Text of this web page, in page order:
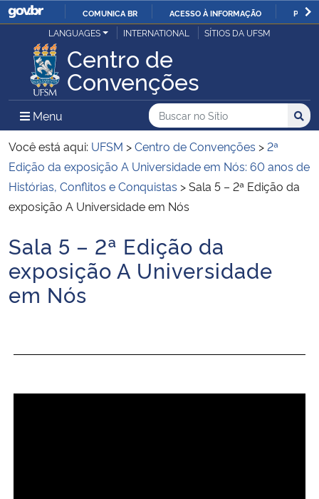
IR
PARA
O
CONTEÚDO
COMUNICA BR ACESSO À INFORMAÇÃO
Ministério da Justiça e Segurança Pública
Ministério da Defesa
Ministério das Relações Exteriores
Ministério da Economia
Ministério da Infraestrutura
Ministério da Agricultura, Pecuária e Abastecimento
Ministério da Educação
LANGUAGES INTERNATIONAL SÍTIOS DA UFSM
Centro de
Convenções
Menu Menu Principal do Sítio
Busca
Buscar no no Sítio
Busca:
Você está aqui: UFSM >Centro de Convenções > 2ª
Edição da exposição A Universidade em Nós: 60 anos de
Histórias, Conflitos e Conquistas >Sala 5 – 2ª Edição da
exposição A Universidade em Nós
Início do conteúdo
Sala 5 – 2ª Edição da
exposição A Universidade
em Nós